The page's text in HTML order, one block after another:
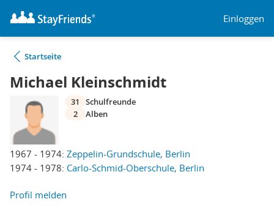
Einloggen
Startseite
Michael Kleinschmidt
1967 - 1974: Zeppelin-Grundschule, Berlin
1974 - 1978: Carlo-Schmid-Oberschule, Berlin
31
Schulfreunde
2
Alben
Profil melden